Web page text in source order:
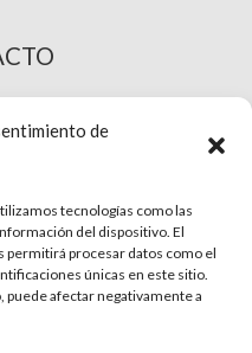
de
tecnologías como las
del dispositivo. El
permitirá procesar datos como el
únicas en este sitio.
afectar negativamente a